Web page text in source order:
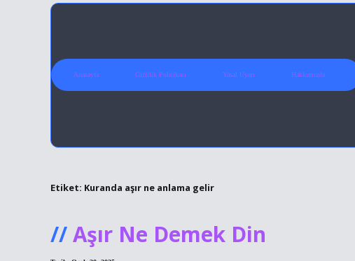
Anasayfa Gizlilik Politikası Yasal Uyarı Hakkımızda
Etiket: Kuranda aşır ne anlama gelir
Aşır Ne Demek Din